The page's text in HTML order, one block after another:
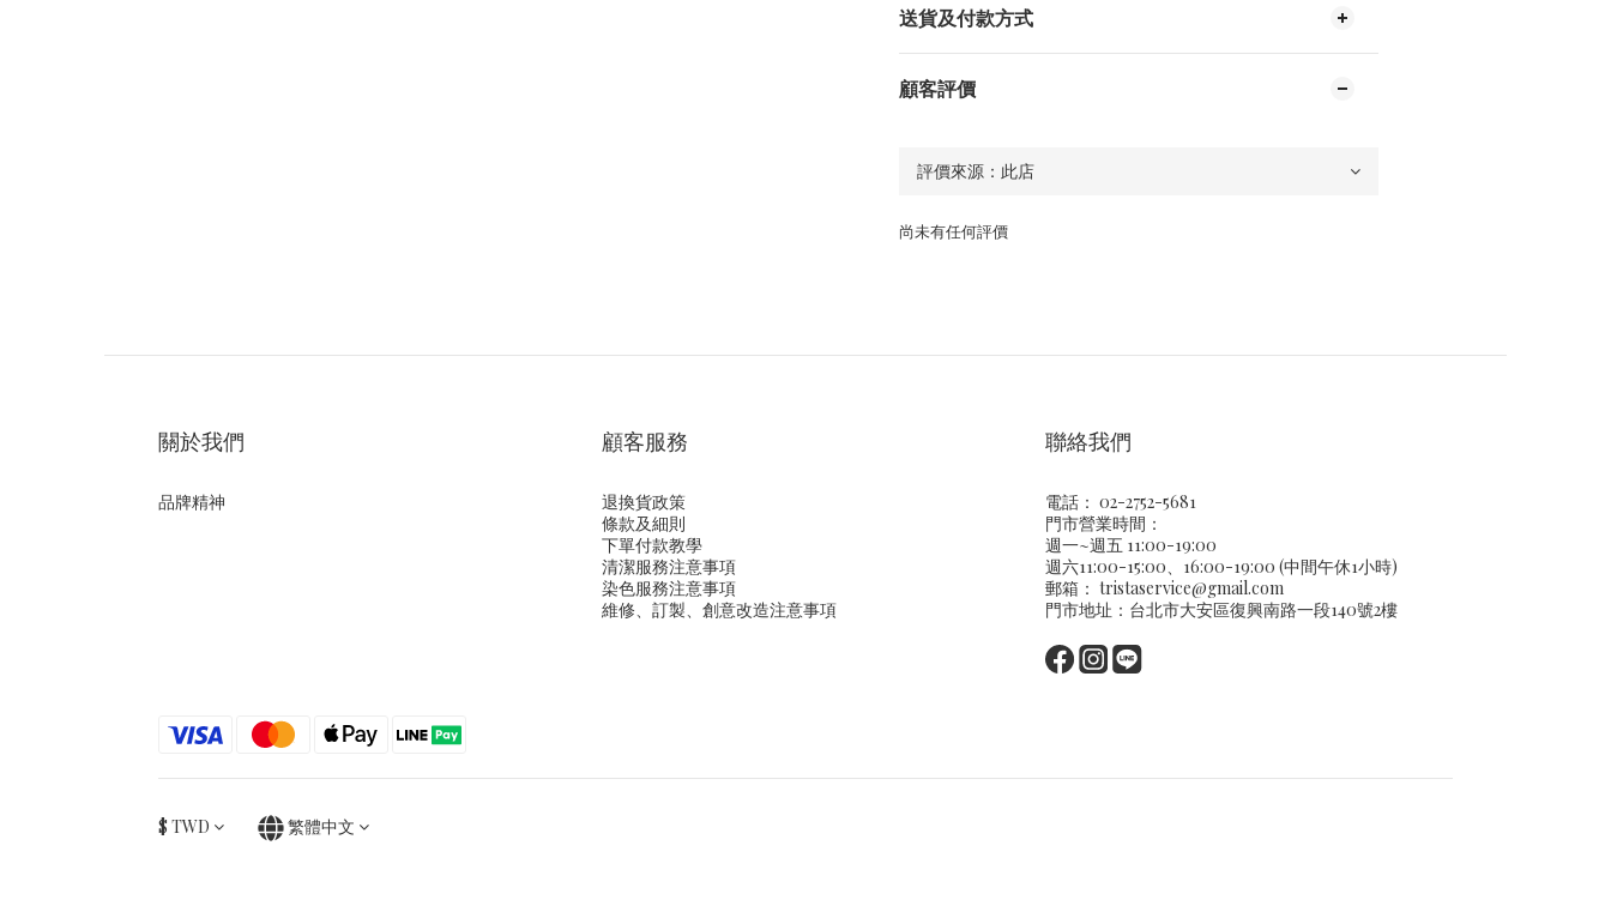
送貨及付款方式
顧客評價
尚未有任何評價
關於我們
品牌精神
顧客服務
退換貨政策
條款及細則
下單付款教學
清潔服務注意事項
染色服務注意事項
維修、訂製、創意改造注意事項
聯絡我們
電話： 02-2752-5681
門市營業時間：
週一~週五 11:00-19:00
週六11:00-15:00、16:00-19:00 (中間午休1小時)
郵箱： tristaservice@gmail.com
門市地址：台北市大安區復興南路一段140號2樓
$ TWD 繁體中文